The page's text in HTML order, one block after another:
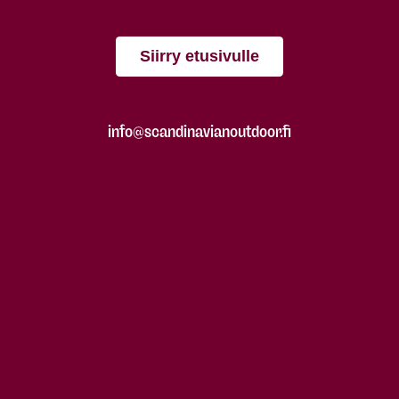
Siirry etusivulle
info@scandinavianoutdoor.fi